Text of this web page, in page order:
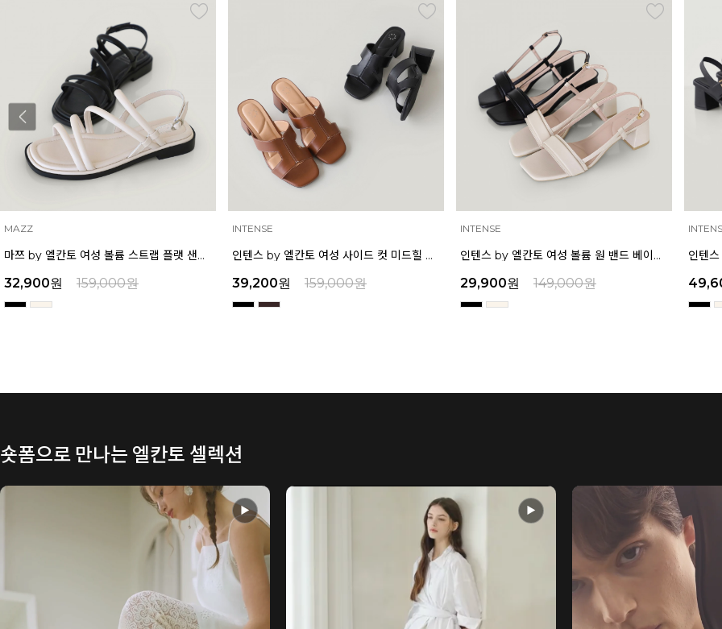
INTENSE
인텐스 by 엘칸토 여성 사이드 컷 미드힐 뮬 5cm LCWW03I626
39,200원 159,000원
INTENSE
인텐스 by 엘칸토 여성 볼륨 원 밴드 베이직 샌들 5cm LCWW02I626
29,900원 149,000원
INTENSE
49,600원 169,000원
숏폼으로 만나는 엘칸토 셀렉션
▶ ▶